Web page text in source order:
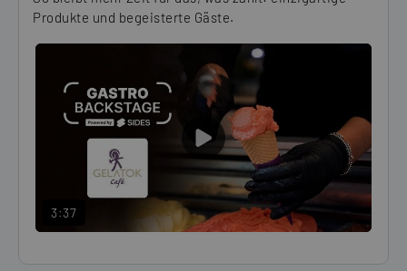
Produkte und begeisterte Gäste.
PLAY
VIDEO
3:37